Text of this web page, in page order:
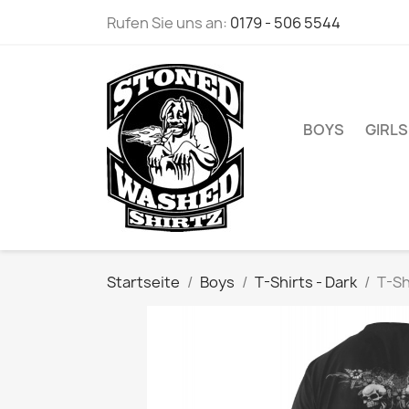
Rufen Sie uns an: 0179 - 506 5544
BOYS GIRLS
Startseite Boys T-Shirts - Dark T-